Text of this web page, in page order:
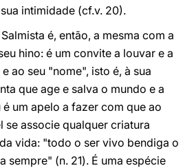
intimidade (cf.v. 20).
é, então, a mesma com a
hino: é um convite a louvar e a
ao seu "nome", isto é, à sua
que age e salva o mundo e a
é um apelo a fazer com que ao
se associe qualquer criatura
vida: "todo o ser vivo bendiga o
sempre" (n. 21). É uma espécie